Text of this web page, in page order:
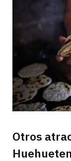
Otros